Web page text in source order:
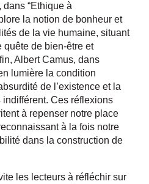
dans “Ethique à
la notion de bonheur et
de la vie humaine, situant
quête de bien-être et
Albert Camus, dans
lumière la condition
de l’existence et la
Ces réflexions
à repenser notre place
à la fois notre
dans la construction de
les lecteurs à réfléchir sur